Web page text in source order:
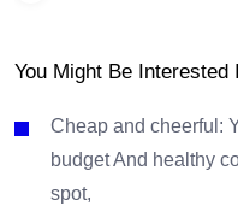
You Might Be Interested
Cheap and cheerful:
budget And healthy
spot,